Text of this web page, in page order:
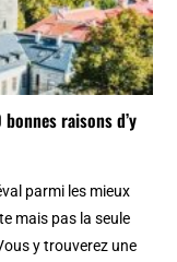
raisons d’y
parmi les mieux
mais pas la seule
y trouverez une